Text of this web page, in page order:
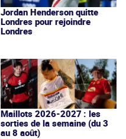
Jordan Henderson quitte
Londres pour rejoindre
Londres
Maillots 2026-2027 : les
sorties de la semaine (du 3
au 8 août)